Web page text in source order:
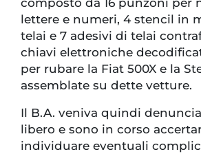
lettere e numeri, 4 stencil in
telai e 7 adesivi di telai
chiavi elettroniche
per rubare la Fiat 500X e la
assemblate su dette vetture.
Il B.A. veniva quindi
libero e sono in corso
individuare eventuali